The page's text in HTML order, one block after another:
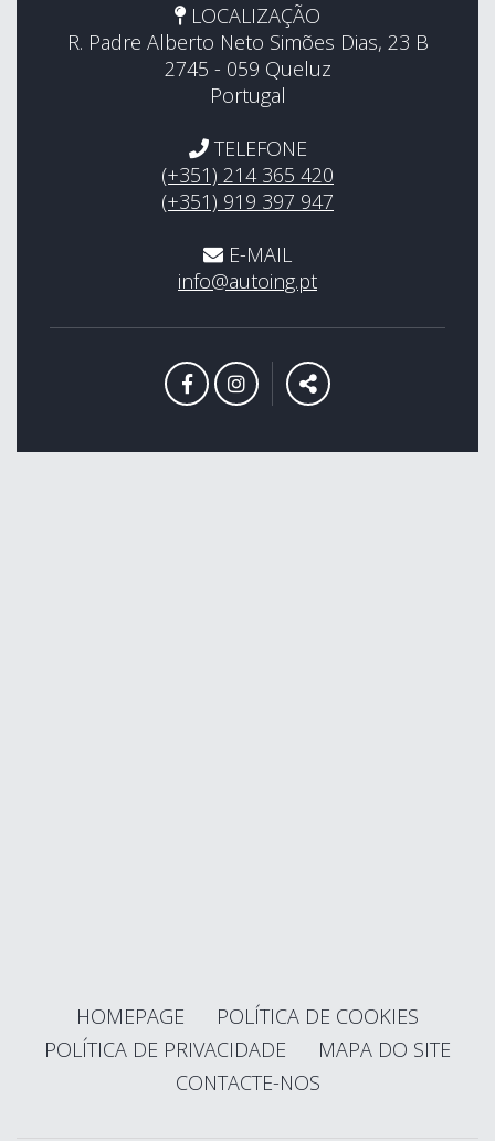
LOCALIZAÇÃO
R. Padre Alberto Neto Simões Dias, 23 B
2745 - 059 Queluz
Portugal
TELEFONE
(+351) 214 365 420
(+351) 919 397 947
E-MAIL
info@autoing.pt
LINK PARA A PÁGINA DE
LINK PARA A PÁGINA DE
PARTILHAR
HOMEPAGE
POLÍTICA DE COOKIES
POLÍTICA DE PRIVACIDADE
MAPA DO SITE
CONTACTE-NOS